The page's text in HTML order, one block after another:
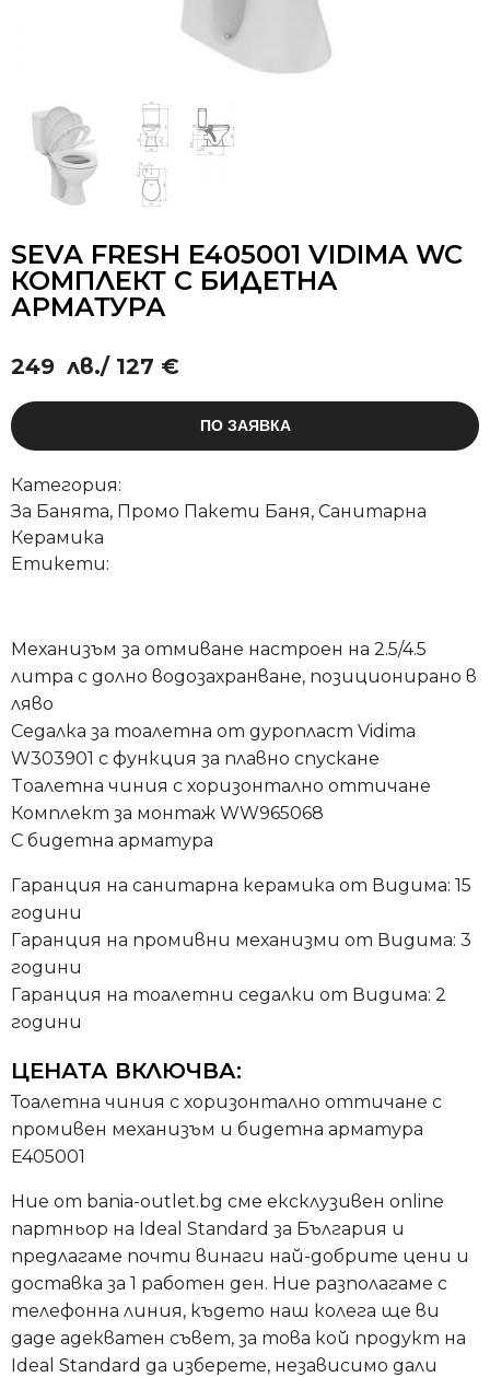
SEVA FRESH E405001 VIDIMA WC
КОМПЛЕКТ С БИДЕТНА
АРМАТУРА
249 лв./ 127 €
ПО ЗАЯВКА
Категория:
За Банята, Промо Пакети Баня, Санитарна
Керамика
Етикети:
Механизъм за отмиване настроен на 2.5/4.5
литра с долно водозахранване, позиционирано в
ляво
Седалка за тоалетна от дуропласт Vidima
W303901 с функция за плавно спускане
Tоалетна чиния с хоризонтално оттичане
Комплект за монтаж WW965068
С бидетна арматура
Гаранция на санитарна керамика от Видима: 15
години
Гаранция на промивни механизми от Видима: 3
години
Гаранция на тоалетни седалки от Видима: 2
години
ЦЕНАТА ВКЛЮЧВА:
Тоалетна чиния с хоризонтално оттичане с
промивен механизъм и бидетна арматура
E405001
Ние от bania-outlet.bg сме ексклузивен online
партньор на Ideal Standard за България и
предлагаме почти винаги най-добрите цени и
доставка за 1 работен ден. Ние разполагаме с
телефонна линия, където наш колега ще ви
даде адекватен съвет, за това кой продукт на
Ideal Standard да изберете, независимо дали